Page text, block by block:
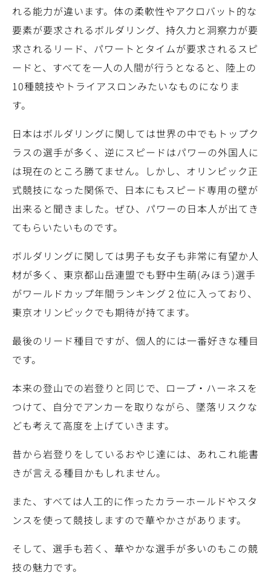
れる能力が違います。体の柔軟性やアクロバット的な
要素が要求されるボルダリング、持久力と洞察力が要
求されるリード、パワートとタイムが要求されるスピ
ードと、すべてを一人の人間が行うとなると、陸上の
10種競技やトライアスロンみたいなものになりま
す。
日本はボルダリングに関しては世界の中でもトップク
ラスの選手が多く、逆にスピードはパワーの外国人に
は現在のところ勝てません。しかし、オリンピック正
式競技になった関係で、日本にもスピード専用の壁が
出来ると聞きました。ぜひ、パワーの日本人が出てき
てもらいたいものです。
ボルダリングに関しては男子も女子も非常に有望か人
材が多く、東京都山岳連盟でも野中生萌(みほう)選手
がワールドカップ年間ランキング２位に入っており、
東京オリンピックでも期待が持てます。
最後のリード種目ですが、個人的には一番好きな種目
です。
本来の登山での岩登りと同じで、ロープ・ハーネスを
つけて、自分でアンカーを取りながら、墜落リスクな
ども考えて高度を上げていきます。
昔から岩登りをしているおやじ達には、あれこれ能書
きが言える種目かもしれません。
また、すべては人工的に作ったカラーホールドやスタ
ンスを使って競技しますので華やかさがあります。
そして、選手も若く、華やかな選手が多いのもこの競
技の魅力です。